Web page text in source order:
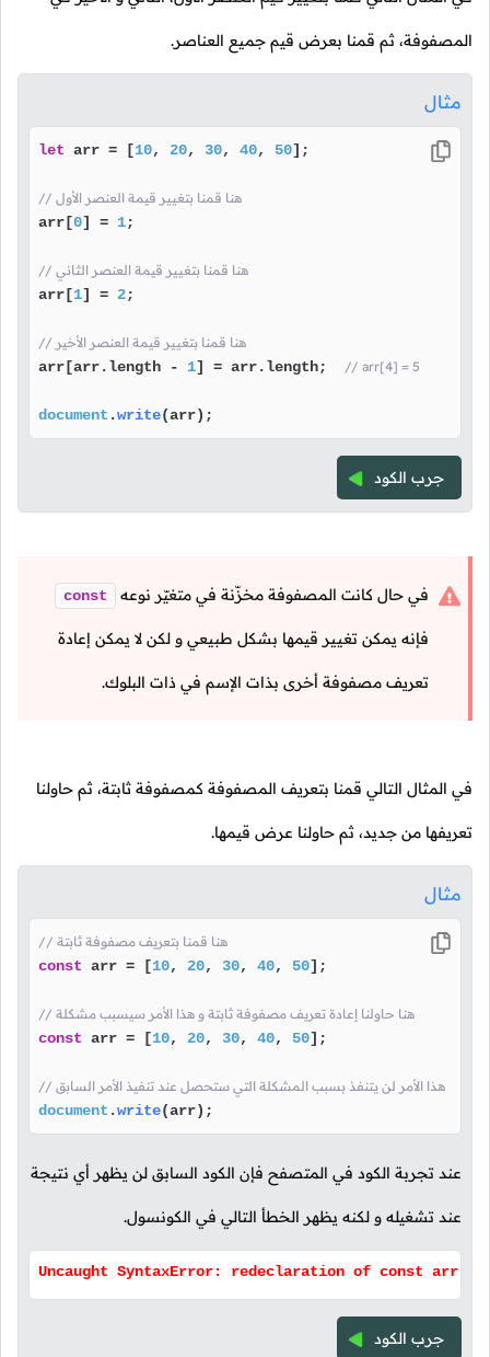
المصفوفة، ثم قمنا بعرض قيم جميع العناصر.
مثال
let arr = [10, 20, 30, 40, 50];
// هنا قمنا بتغيير قيمة العنصر الأول
arr[0] = 1;
// هنا قمنا بتغيير قيمة العنصر الثاني
arr[1] = 2;
// هنا قمنا بتغيير قيمة العنصر الأخير
arr[arr.length - 1] = arr.length; // arr[4] = 5
document .write(arr);
جرب الكود
في حال كانت المصفوفة مخزّنة في متغيّر نوعه const
فإنه يمكن تغيير قيمها بشكل طبيعي و لكن لا يمكن إعادة
تعريف مصفوفة أخرى بذات الإسم في ذات البلوك.
في المثال التالي قمنا بتعريف المصفوفة كمصفوفة ثابتة، ثم حاولنا
تعريفها من جديد، ثم حاولنا عرض قيمها.
مثال
// هنا قمنا بتعريف مصفوفة ثابتة
const arr = [10, 20, 30, 40, 50];
// هنا حاولنا إعادة تعريف مصفوفة ثابتة و هذا الأمر سيسبب مشكلة
const arr = [10, 20, 30, 40, 50];
// هذا الأمر لن يتنفذ بسبب المشكلة التي ستحصل عند تنفيذ الأمر السابق
document .write(arr);
عند تجربة الكود في المتصفح فإن الكود السابق لن يظهر أي نتيجة
عند تشغيله و لكنه يظهر الخطأ التالي في الكونسول.
Uncaught SyntaxError: redeclaration of const arr
جرب الكود